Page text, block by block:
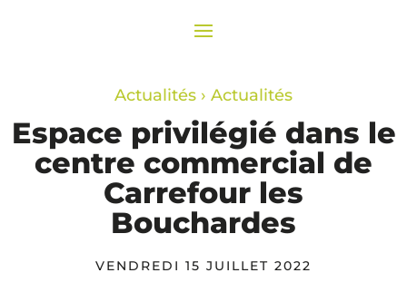
Actualités › Actualités
Espace privilégié dans le
centre commercial de
Carrefour les
Bouchardes
VENDREDI 15 JUILLET 2022